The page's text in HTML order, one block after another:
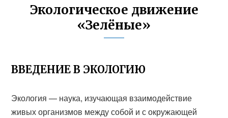
Экологическое движение
«Зелёные»
ВВЕДЕНИЕ В ЭКОЛОГИЮ
Экология — наука, изучающая взаимодействие
живых организмов между собой и с окружающей